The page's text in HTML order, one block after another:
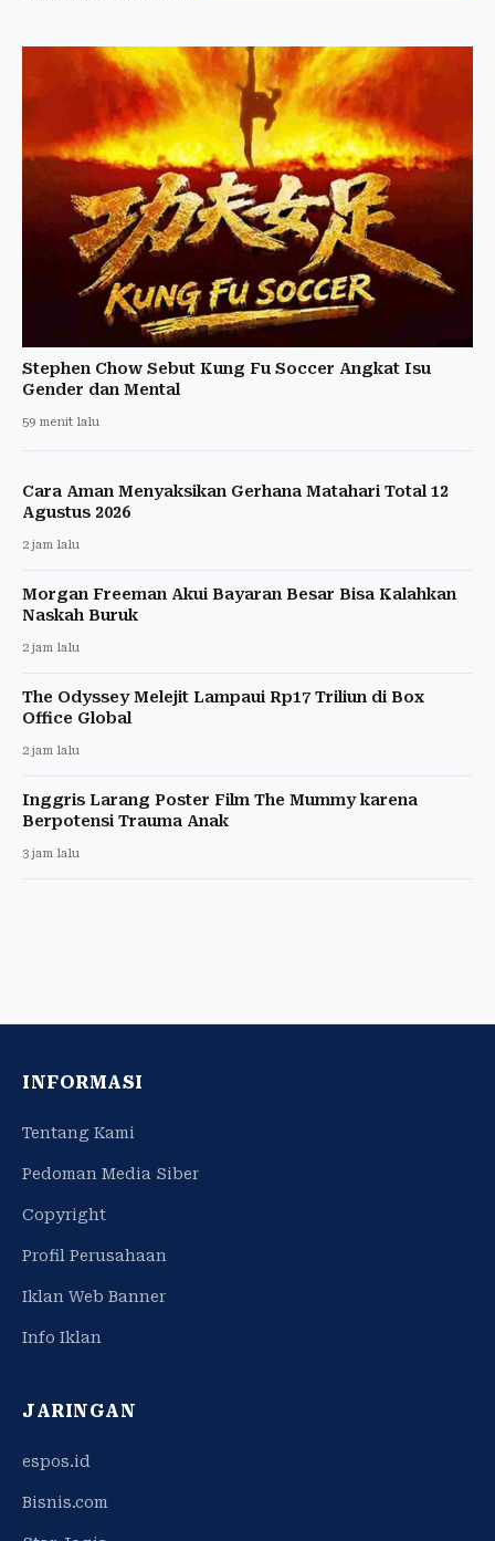
Stephen Chow Sebut Kung Fu Soccer Angkat Isu
Gender dan Mental
59 menit lalu
Cara Aman Menyaksikan Gerhana Matahari Total 12
Agustus 2026
2 jam lalu
Morgan Freeman Akui Bayaran Besar Bisa Kalahkan
Naskah Buruk
2 jam lalu
The Odyssey Melejit Lampaui Rp17 Triliun di Box
Office Global
2 jam lalu
Inggris Larang Poster Film The Mummy karena
Berpotensi Trauma Anak
3 jam lalu
INFORMASI
Tentang Kami
Pedoman Media Siber
Copyright
Profil Perusahaan
Iklan Web Banner
Info Iklan
JARINGAN
espos.id
Bisnis.com